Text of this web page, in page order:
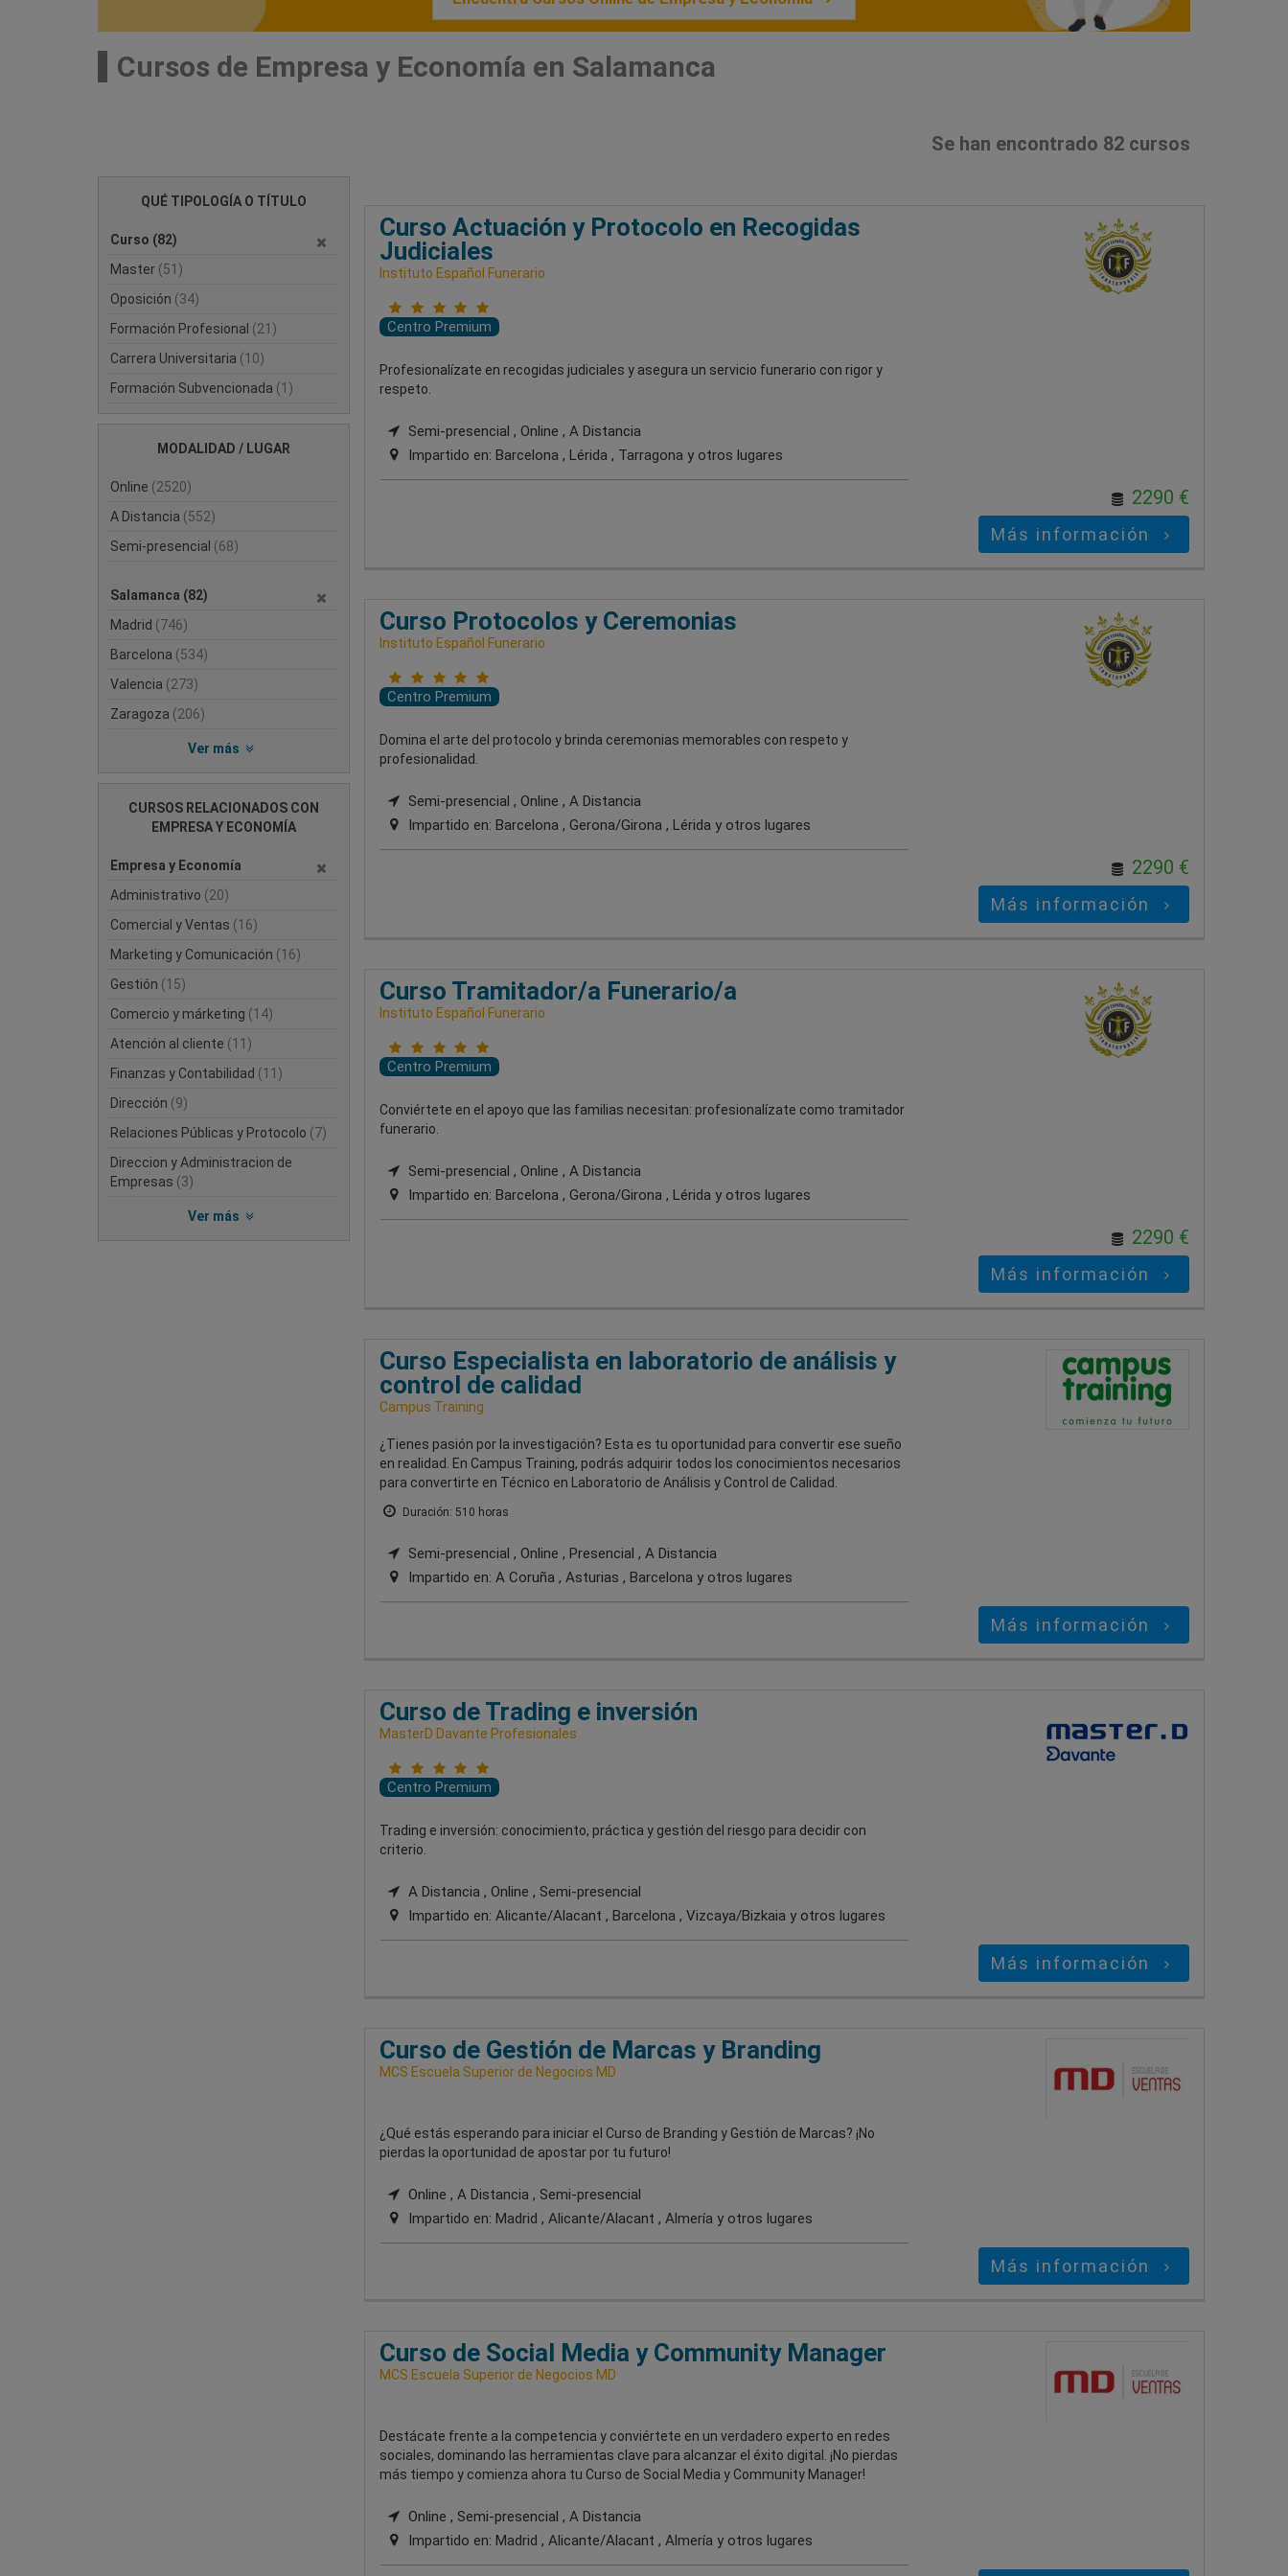
Cursos de Empresa y Economía en Salamanca
Se han encontrado 82 cursos
QUÉ TIPOLOGÍA O TÍTULO
Curso (82)
Master (51)
Oposición (34)
Formación Profesional (21)
Carrera Universitaria (10)
Formación Subvencionada (1)
MODALIDAD / LUGAR
Online (2520)
A Distancia (552)
Semi-presencial (68)
Salamanca (82)
Madrid (746)
Barcelona (534)
Valencia (273)
Zaragoza (206)
Ver más
CURSOS RELACIONADOS CON
EMPRESA Y ECONOMÍA
Empresa y Economía
Administrativo (20)
Comercial y Ventas (16)
Marketing y Comunicación (16)
Gestión (15)
Comercio y márketing (14)
Atención al cliente (11)
Finanzas y Contabilidad (11)
Dirección (9)
Relaciones Públicas y Protocolo (7)
Direccion y Administracion de
Empresas (3)
Ver más
Curso Actuación y Protocolo en Recogidas
Judiciales
Instituto Español Funerario
Centro Premium
Profesionalízate en recogidas judiciales y asegura un servicio funerario con rigor y
respeto.
Semi-presencial , Online , A Distancia
Impartido en: Barcelona , Lérida , Tarragona y otros lugares
2290 €
Más información
Curso Protocolos y Ceremonias
Instituto Español Funerario
Centro Premium
Domina el arte del protocolo y brinda ceremonias memorables con respeto y
profesionalidad.
Semi-presencial , Online , A Distancia
Impartido en: Barcelona , Gerona/Girona , Lérida y otros lugares
2290 €
Más información
Curso Tramitador/a Funerario/a
Instituto Español Funerario
Centro Premium
Conviértete en el apoyo que las familias necesitan: profesionalízate como tramitador
funerario.
Semi-presencial , Online , A Distancia
Impartido en: Barcelona , Gerona/Girona , Lérida y otros lugares
2290 €
Más información
Curso Especialista en laboratorio de análisis y
control de calidad
Campus Training
¿Tienes pasión por la investigación? Esta es tu oportunidad para convertir ese sueño
en realidad. En Campus Training, podrás adquirir todos los conocimientos necesarios
para convertirte en Técnico en Laboratorio de Análisis y Control de Calidad.
Duración: 510 horas
Semi-presencial , Online , Presencial , A Distancia
Impartido en: A Coruña , Asturias , Barcelona y otros lugares
Más información
Curso de Trading e inversión
MasterD Davante Profesionales
Centro Premium
Trading e inversión: conocimiento, práctica y gestión del riesgo para decidir con
criterio.
A Distancia , Online , Semi-presencial
Impartido en: Alicante/Alacant , Barcelona , Vizcaya/Bizkaia y otros lugares
Más información
Curso de Gestión de Marcas y Branding
MCS Escuela Superior de Negocios MD
¿Qué estás esperando para iniciar el Curso de Branding y Gestión de Marcas? ¡No
pierdas la oportunidad de apostar por tu futuro!
Online , A Distancia , Semi-presencial
Impartido en: Madrid , Alicante/Alacant , Almería y otros lugares
Más información
Curso de Social Media y Community Manager
MCS Escuela Superior de Negocios MD
Destácate frente a la competencia y conviértete en un verdadero experto en redes
sociales, dominando las herramientas clave para alcanzar el éxito digital. ¡No pierdas
más tiempo y comienza ahora tu Curso de Social Media y Community Manager!
Online , Semi-presencial , A Distancia
Impartido en: Madrid , Alicante/Alacant , Almería y otros lugares